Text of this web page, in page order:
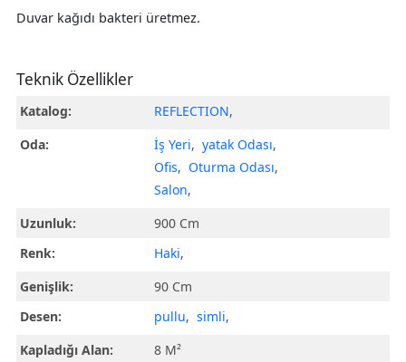
Duvar kağıdı bakteri üretmez.
Teknik Özellikler
Katalog: REFLECTION,
Oda:
İş Yeri, yatak Odası,
Ofis, Oturma Odası,
Salon,
Uzunluk:
900 Cm
Renk:
Haki,
Genişlik:
90 Cm
Desen:
pullu, simli,
Kapladığı Alan:
8 M²